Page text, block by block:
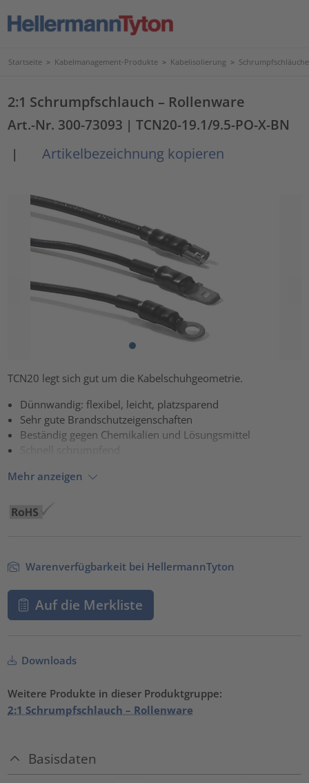
Startseite > Kabelmanagement-Produkte > Kabelisolierung > Schrumpfschläuche
2:1 Schrumpfschlauch – Rollenware
Art.-Nr. 300-73093 | TCN20-19.1/9.5-PO-X-BN
|
Artikelbezeichnung kopieren
TCN20 legt sich gut um die Kabelschuhgeometrie.
Dünnwandig: flexibel, leicht, platzsparend
Sehr gute Brandschutzeigenschaften
Beständig gegen Chemikalien und Lösungsmittel
Schnell schrumpfend
Mehr anzeigen
Warenverfügbarkeit bei HellermannTyton
Auf die Merkliste
Downloads
Weitere Produkte in dieser Produktgruppe:
2:1 Schrumpfschlauch – Rollenware
Basisdaten